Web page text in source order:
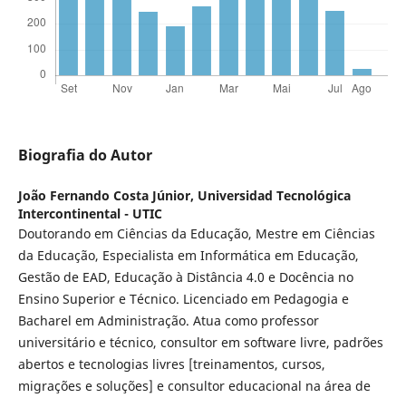
Biografia do Autor
João Fernando Costa Júnior, Universidad Tecnológica
Intercontinental - UTIC
Doutorando em Ciências da Educação, Mestre em Ciências
da Educação, Especialista em Informática em Educação,
Gestão de EAD, Educação à Distância 4.0 e Docência no
Ensino Superior e Técnico. Licenciado em Pedagogia e
Bacharel em Administração. Atua como professor
universitário e técnico, consultor em software livre, padrões
abertos e tecnologias livres [treinamentos, cursos,
migrações e soluções] e consultor educacional na área de